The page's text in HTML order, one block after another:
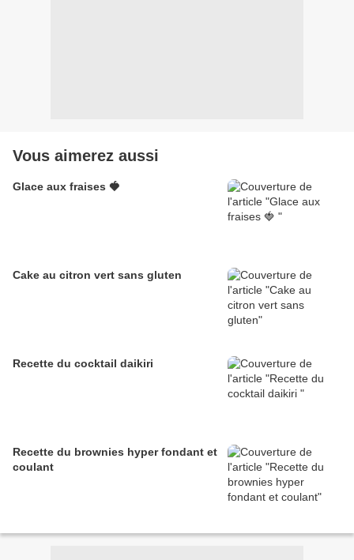
Vous aimerez aussi
Glace aux fraises 🍓
Cake au citron vert sans gluten
Recette du cocktail daikiri
Recette du brownies hyper fondant et
coulant